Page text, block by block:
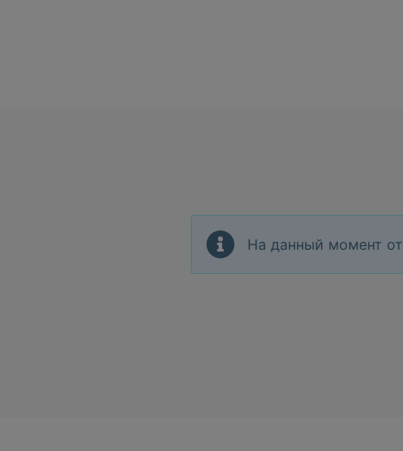
На данный момент